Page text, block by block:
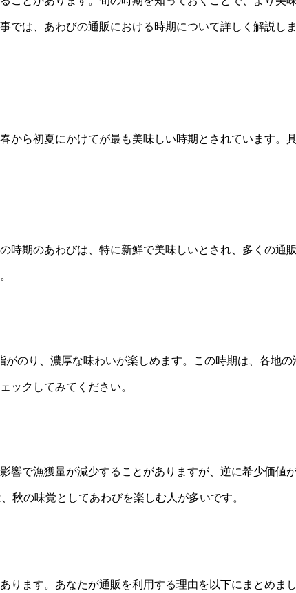
では、あわびの通販における時期について詳しく解説しま
から初夏にかけてが最も美味しい時期とされています。
時期のあわびは、特に新鮮で美味しいとされ、多くの通販
のり、濃厚な味わいが楽しめます。この時期は、各地の
ックしてみてください。
響で漁獲量が減少することがありますが、逆に希少価値
秋の味覚としてあわびを楽しむ人が多いです。
ります。あなたが通販を利用する理由を以下にまとめまし